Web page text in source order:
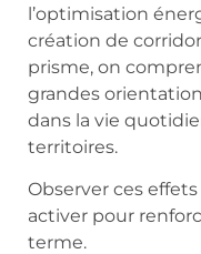
l’optimisation
création de
prisme, on
grandes
dans la vie
territoires.
Observer ces
activer pour
terme.